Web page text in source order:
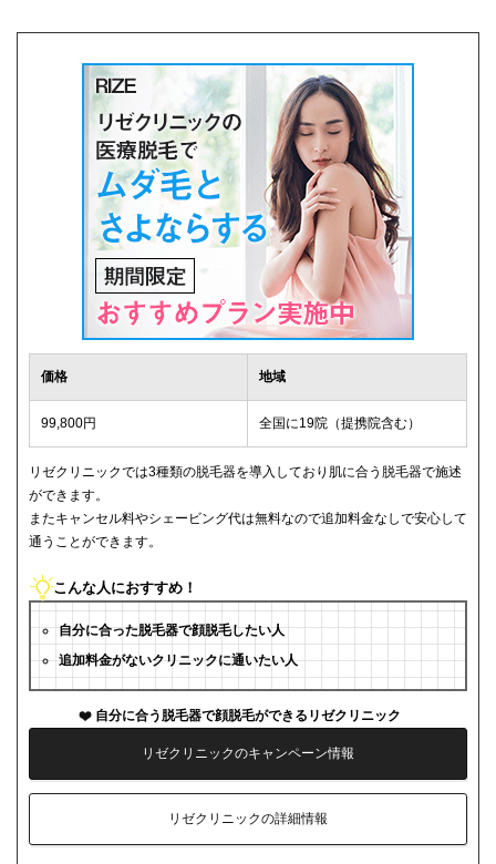
価格 地域
99,800円 全国に19院（提携院含む）
リゼクリニックでは3種類の脱毛器を導入しており肌に合う脱毛器で施述
ができます。
またキャンセル料やシェービング代は無料なので追加料金なしで安心して
通うことができます。
こんな人におすすめ！
自分に合った脱毛器で顔脱毛したい人
追加料金がないクリニックに通いたい人
自分に合う脱毛器で顔脱毛ができるリゼクリニック
リゼクリニックのキャンペーン情報
リゼクリニックの詳細情報